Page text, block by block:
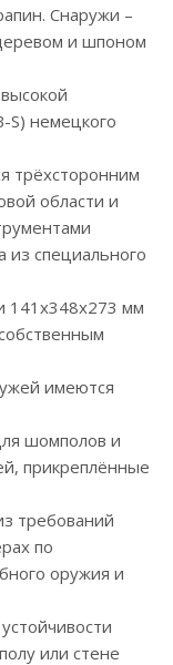
Снаружи –
и шпоном
S) немецкого
трёхсторонним
области и
из специального
141x348x273 мм
имеются
шомполов и
прикреплённые
требований
по
оружия и
или стене